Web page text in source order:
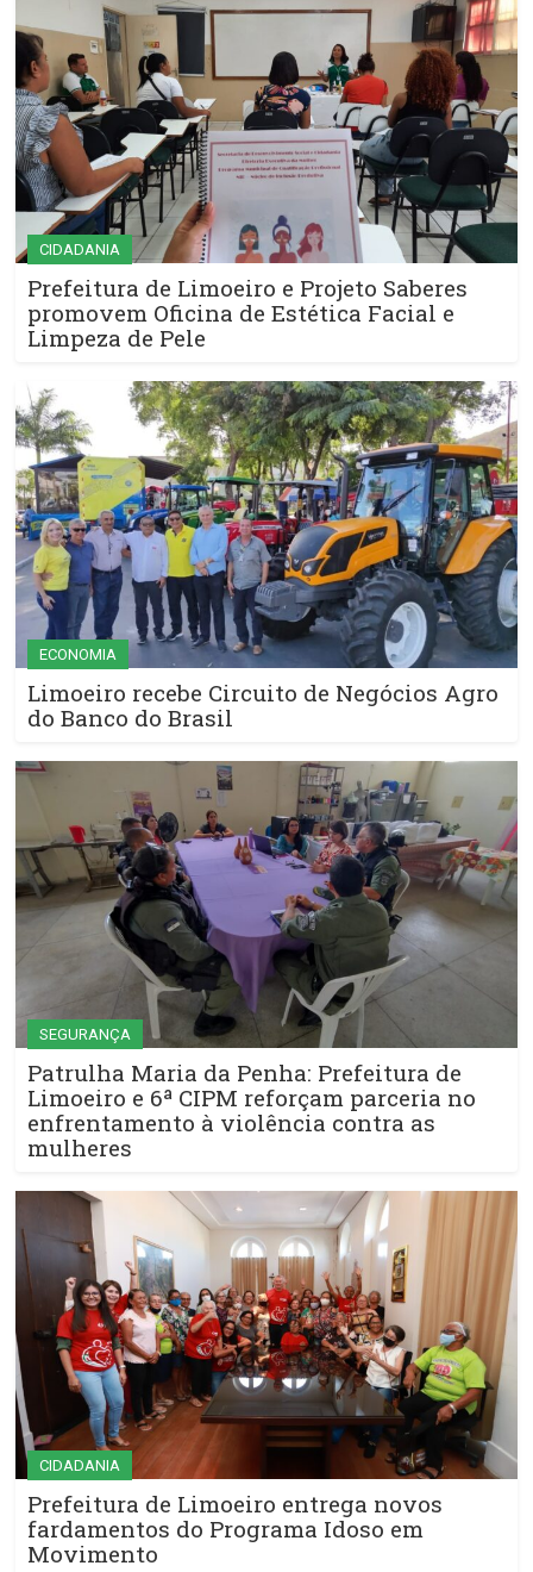
CIDADANIA
Prefeitura de Limoeiro e Projeto Saberes
promovem Oficina de Estética Facial e
Limpeza de Pele
ECONOMIA
Limoeiro recebe Circuito de Negócios Agro
do Banco do Brasil
SEGURANÇA
Patrulha Maria da Penha: Prefeitura de
Limoeiro e 6ª CIPM reforçam parceria no
enfrentamento à violência contra as
mulheres
CIDADANIA
Prefeitura de Limoeiro entrega novos
fardamentos do Programa Idoso em
Movimento